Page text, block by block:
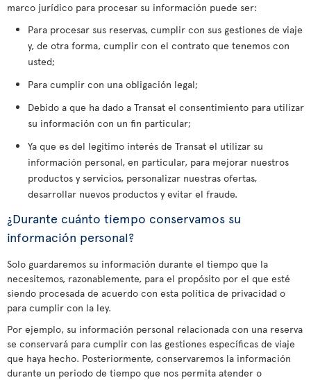
marco jurídico para procesar su información puede ser:
Para procesar sus reservas, cumplir con sus gestiones de viaje
y, de otra forma, cumplir con el contrato que tenemos con
usted;
Para cumplir con una obligación legal;
Debido a que ha dado a Transat el consentimiento para utilizar
su información con un fin particular;
Ya que es del legitimo interés de Transat el utilizar su
información personal, en particular, para mejorar nuestros
productos y servicios, personalizar nuestras ofertas,
desarrollar nuevos productos y evitar el fraude.
¿Durante cuánto tiempo conservamos su
información personal?
Solo guardaremos su información durante el tiempo que la
necesitemos, razonablemente, para el propósito por el que esté
siendo procesada de acuerdo con esta política de privacidad o
para cumplir con la ley.
Por ejemplo, su información personal relacionada con una reserva
se conservará para cumplir con las gestiones específicas de viaje
que haya hecho. Posteriormente, conservaremos la información
durante un periodo de tiempo que nos permita atender o